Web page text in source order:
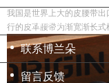
针扣腰带
联系博兰朵
留言反馈
我国是世界上 大的皮腰带出
行的皮革腰带为渐宽渐长式